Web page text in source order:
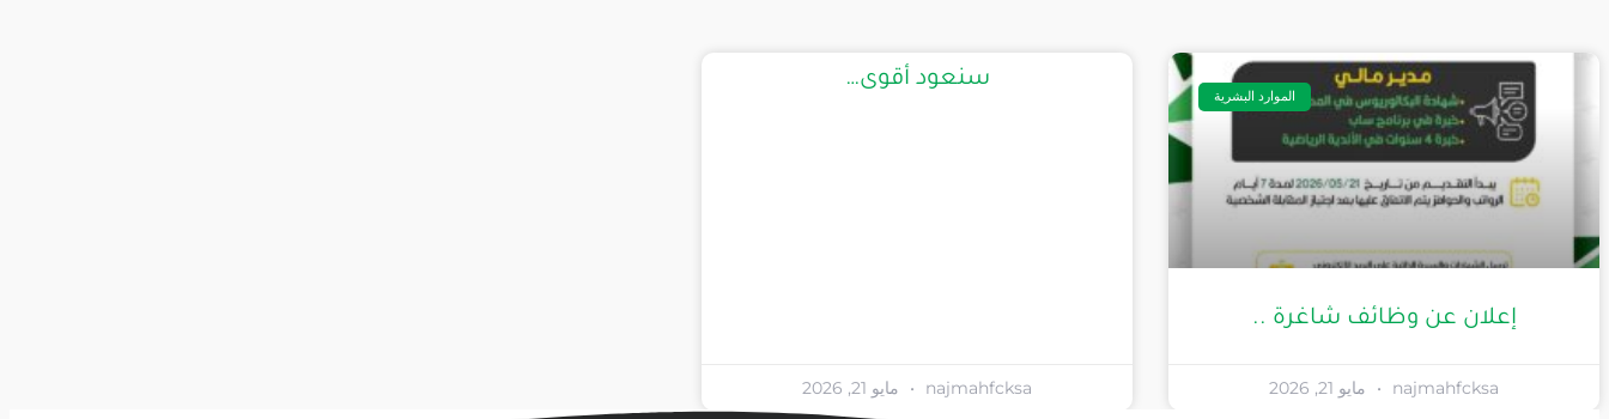
الموارد البشرية
إعلان عن وظائف شاغرة ..
najmahfcksa مايو 21, 2026
سنعود أقوى…
najmahfcksa مايو 21, 2026